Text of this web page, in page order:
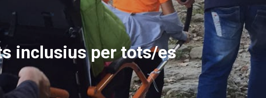
creador dels circuits